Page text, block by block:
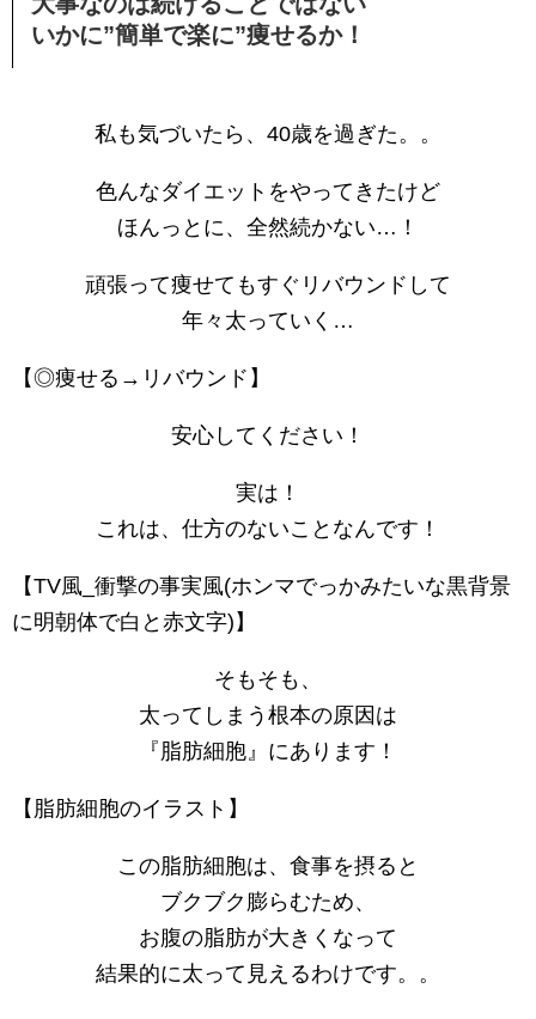
いかに”簡単で楽に”痩せるか！
私も気づいたら、40歳を過ぎた。。
色んなダイエットをやってきたけど
ほんっとに、全然続かない…！
頑張って痩せてもすぐリバウンドして
年々太っていく…
【◎痩せる→リバウンド】
安心してください！
実は！
これは、仕方のないことなんです！
【TV風_衝撃の事実風(ホンマでっかみたいな黒背景
に明朝体で白と赤文字)】
そもそも、
太ってしまう根本の原因は
『脂肪細胞』にあります！
【脂肪細胞のイラスト】
この脂肪細胞は、食事を摂ると
ブクブク膨らむため、
お腹の脂肪が大きくなって
結果的に太って見えるわけです。。